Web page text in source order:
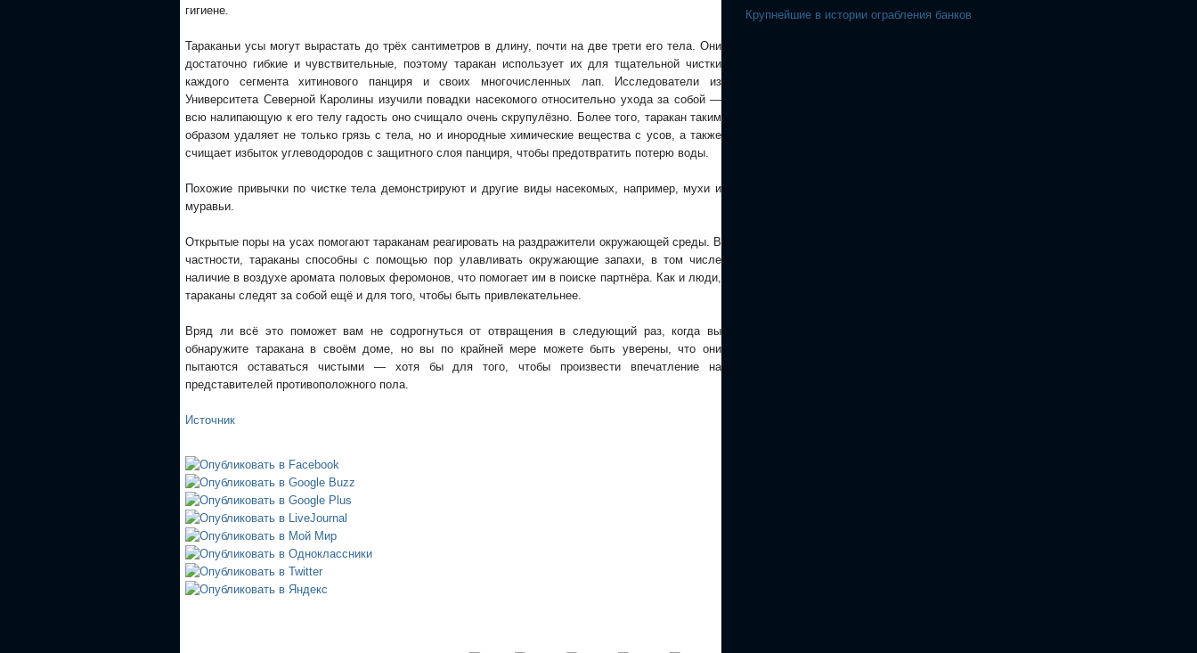
гигиене.
Тараканьи усы могут вырастать до трёх сантиметров в длину, почти на две трети его тела. Они
достаточно гибкие и чувствительные, поэтому таракан использует их для тщательной чистки
каждого сегмента хитинового панциря и своих многочисленных лап. Исследователи из
Университета Северной Каролины изучили повадки насекомого относительно ухода за собой —
всю налипающую к его телу гадость оно счищало очень скрупулёзно. Более того, таракан таким
образом удаляет не только грязь с тела, но и инородные химические вещества с усов, а также
счищает избыток углеводородов с защитного слоя панциря, чтобы предотвратить потерю воды.
Похожие привычки по чистке тела демонстрируют и другие виды насекомых, например, мухи и
муравьи.
Открытые поры на усах помогают тараканам реагировать на раздражители окружающей среды. В
частности, тараканы способны с помощью пор улавливать окружающие запахи, в том числе
наличие в воздухе аромата половых феромонов, что помогает им в поиске партнёра. Как и люди,
тараканы следят за собой ещё и для того, чтобы быть привлекательнее.
Вряд ли всё это поможет вам не содрогнуться от отвращения в следующий раз, когда вы
обнаружите таракана в своём доме, но вы по крайней мере можете быть уверены, что они
пытаются оставаться чистыми — хотя бы для того, чтобы произвести впечатление на
представителей противоположного пола.
Источник
Крупнейшие в истории ограбления банков